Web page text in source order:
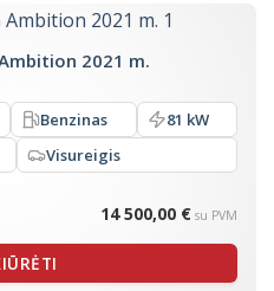
2021 m.
Benzinas
81 kW
Visureigis
14 500,00 € su PVM